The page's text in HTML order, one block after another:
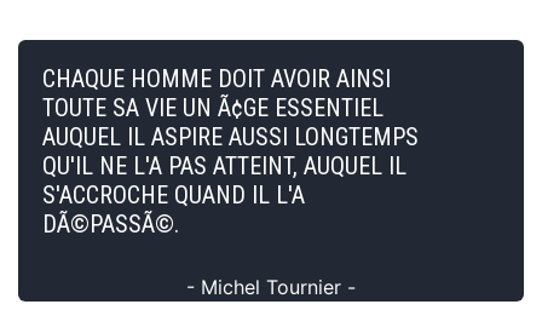
CHAQUE HOMME DOIT AVOIR AINSI
TOUTE SA VIE UN Ã¢GE ESSENTIEL
AUQUEL IL ASPIRE AUSSI LONGTEMPS
QU'IL NE L'A PAS ATTEINT, AUQUEL IL
S'ACCROCHE QUAND IL L'A
DÃ©PASSÃ©.
- Michel Tournier -